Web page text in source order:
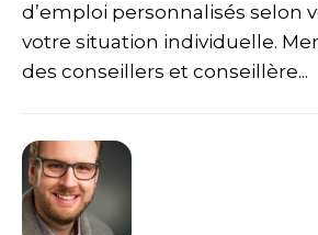
d’emploi personnalisés selon
votre situation individuelle.
des conseillers et conseillère...